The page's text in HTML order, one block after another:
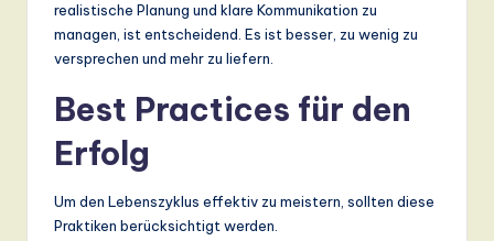
realistische Planung und klare Kommunikation zu
managen, ist entscheidend. Es ist besser, zu wenig zu
versprechen und mehr zu liefern.
Best Practices für den
Erfolg
Um den Lebenszyklus effektiv zu meistern, sollten diese
Praktiken berücksichtigt werden.